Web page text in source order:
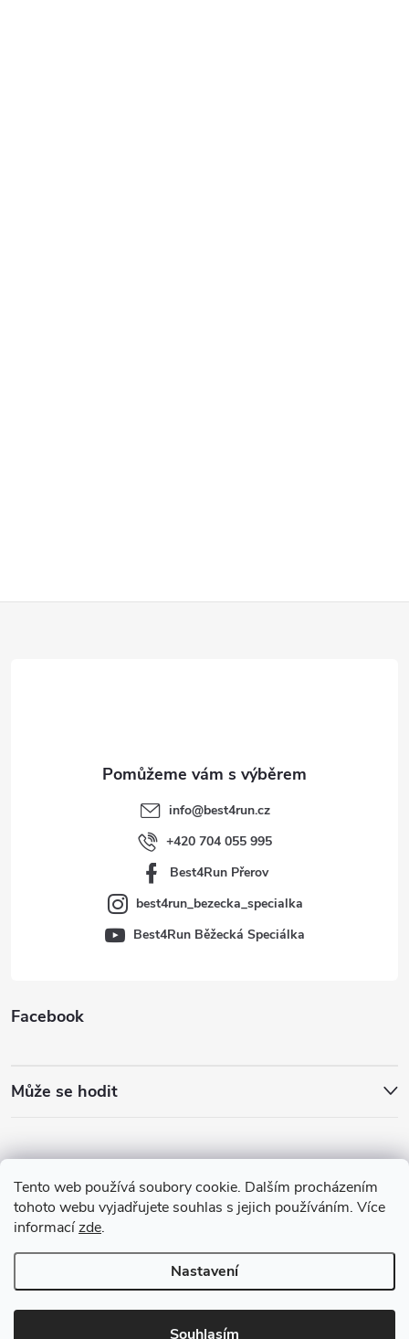
Tento web používá soubory cookie. Dalším procházením
tohoto webu vyjadřujete souhlas s jejich používáním. Více
informacízde.
Nastavení
Souhlasím
Facebook
Může se hodit
info@best4run.cz
+420 704 055 995
Best4Run Přerov
best4run_bezecka_specialka
Best4Run Běžecká Speciálka
Copyright 2026Best4Run Běžecká speciálka. Všechna práva vyhrazena.